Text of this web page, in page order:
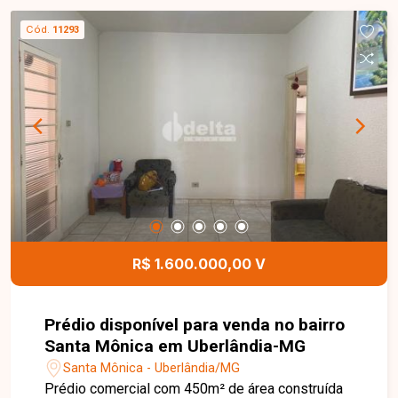
Cód. 11293
R$ 1.600.000,00 V
Prédio disponível para venda no bairro
Santa Mônica em Uberlândia-MG
Santa Mônica - Uberlândia/MG
Prédio comercial com 450m² de área construída